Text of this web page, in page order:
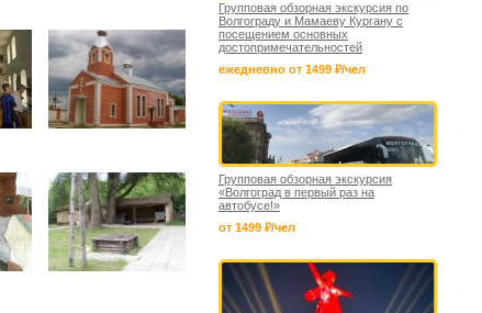
Групповая обзорная экскурсия по
Волгограду и Мамаеву Кургану с
посещением основных
достопримечательностей
ежедневно от 1499 ₽/чел
Групповая обзорная экскурсия
«Волгоград в первый раз на
автобусе!»
от 1499 ₽/чел